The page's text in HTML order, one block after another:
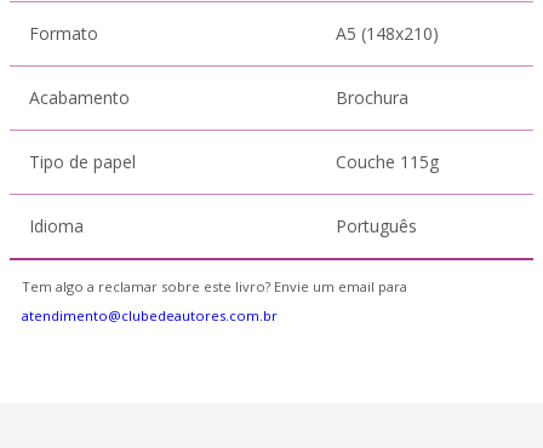
Formato A5 (148x210)
Acabamento Brochura
Tipo de papel Couche 115g
Idioma Português
Tem algo a reclamar sobre este livro? Envie um email para
atendimento@clubedeautores.com.br